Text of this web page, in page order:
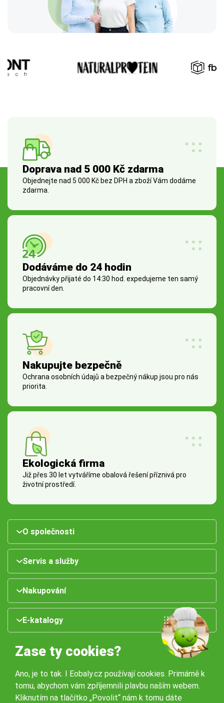
Doprava nad 5 000 Kč zdarma
Objednejte nad 5 000 Kč bez DPH a zboží Vám dodáme
zdarma.
Dodáváme do 24 hodin
Objednávky přijaté do 14:30 hod. expedujeme ten samý
pracovní den.
Nakupujte bezpečně
Ochrana osobních údajů a bezpečný nákup jsou pro nás
priorita.
Ekologická firma
Již přes 30 let vytváříme obalová řešení příznivá pro
životní prostředí.
O společnosti
Servis a služby
Nakupování
E-katalogy
Zase ty cookies?
Ano, je to tak. I Eobaly.cz používají cookies. Primárně k
tomu, abychom vám zpříjemnili plavbu naším webem.
Kliknutím na tlačítko „Povolit“ nám k tomu dáte